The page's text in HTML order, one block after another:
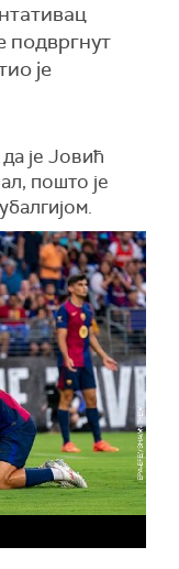
подвргнут
је
је Јовић
пошто је